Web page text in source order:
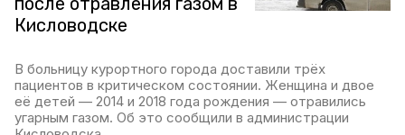
Кисловодске
В больницу курортного города доставили трёх
пациентов в критическом состоянии. Женщина и двое
её детей — 2014 и 2018 года рождения — отравились
угарным газом. Об это сообщили в администрации